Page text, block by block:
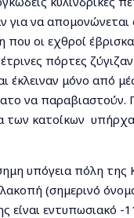
για να
που οι εχθροί
πόρτες
έκλειναν μόνο από
να παραβιαστούν.
των κατοίκων
υπόγεια πόλη της
(σημερινό
είναι εντυπωσιακό -